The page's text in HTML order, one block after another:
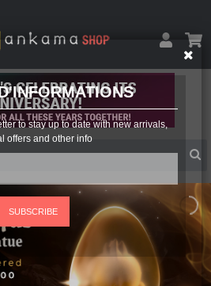
to stay up to date with new arrivals,
offers and other info
SUBSCRIBE